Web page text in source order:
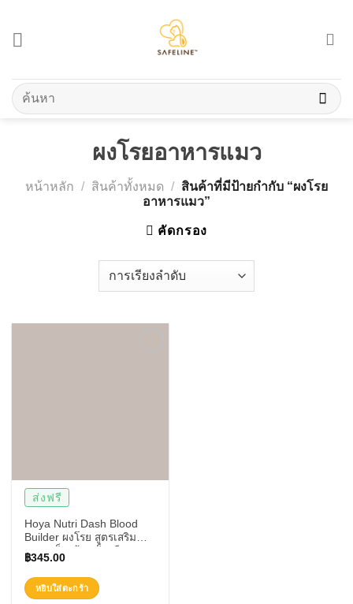
content
ค้นหา:
ผงโรยอาหารแมว
หน้าหลัก / สินค้าทั้งหมด /
สินค้าที่มีป้ายกำกับ “ผงโรย
อาหารแมว”
คัดกรอง
ส่งฟรี
Hoya Nutri Dash Blood
Builder ผงโรย สูตรเสริม
ธาตุเหล็กสร้างเม็ดเลือดแดง
180ml.
฿345.00
หยิบใส่ตะกร้า